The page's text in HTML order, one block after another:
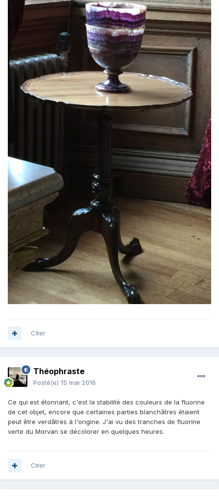
Citer
Théophraste
Posté(e) 15 mai 2016
Ce qui est étonnant, c'est la stabilité des couleurs de la fluorine
de cet objet, encore que certaines parties blanchâtres étaient
peut être verdâtres à l'origine. J'ai vu des tranches de fluorine
verte du Morvan se décolorer en quelques heures.
Citer